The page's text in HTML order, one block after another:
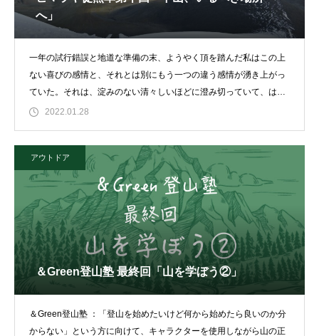
へ」
一年の試行錯誤と地道な準備の末、ようやく頂を踏んだ私はこの上
ない喜びの感情と、それとは別にもう一つの違う感情が湧き上がっ
ていた。それは、淀みのない清々しいほどに澄み切っていて、はっ
きりとした、
2022.01.28
アウトドア
＆Green登山塾 最終回「山を学ぼう②」
＆Green登山塾 ：「登山を始めたいけど何から始めたら良いのか分
からない」という方に向けて、キャラクターを使用しながら山の正